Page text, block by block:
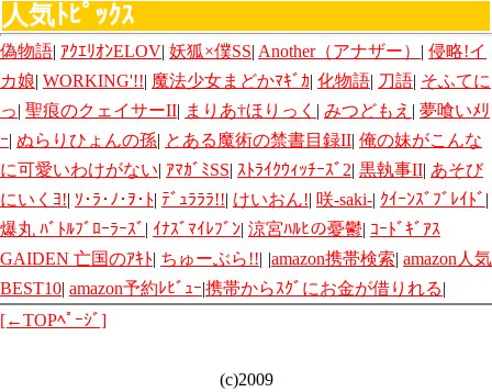
人気ﾄﾋﾟｯｸｽ
偽物語| ｱｸｴﾘｵﾝELOV| 妖狐×僕SS| Another（アナザー） | 侵略!イ
カ娘| WORKING'!!| 魔法少女まどかﾏｷﾞｶ| 化物語| 刀語| そふてに
っ| 聖痕のクェイサーII| まりあ†ほりっく | みつどもえ | 夢喰いﾒﾘ
ｰ| ぬらりひょんの孫| とある魔術の禁書目録II| 俺の妹がこんな
に可愛いわけがない| ｱﾏｶﾞﾐSS| ｽﾄﾗｲｸｳｨｯﾁｰｽﾞ2| 黒執事II| あそび
にいくﾖ!| ｿ･ﾗ･ﾉ･ｦ･ﾄ| ﾃﾞｭﾗﾗﾗ!!| けいおん!| 咲-saki-| ｸｲｰﾝｽﾞﾌﾞﾚｲﾄﾞ |
爆丸 ﾊﾞﾄﾙﾌﾞﾛｰﾗｰｽﾞ | ｲﾅｽﾞﾏｲﾚﾌﾞﾝ| 涼宮ﾊﾙﾋの憂鬱| ｺｰﾄﾞｷﾞｱｽ
GAIDEN 亡国のｱｷﾄ| ちゅーぶら!!| |amazon携帯検索| amazon人気
BEST10| amazon予約ﾚﾋﾞｭｰ|携帯からｽｸﾞにお金が借りれる|
[←TOPﾍﾟｰｼﾞ]
(c)2009